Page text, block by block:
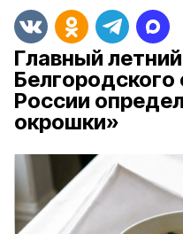
Главный
Белгородского
России
окрошки»